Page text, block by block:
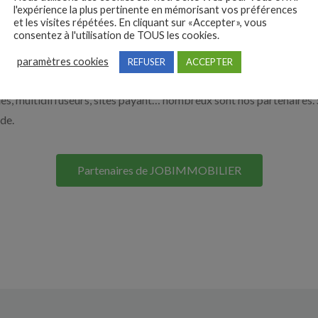
solutions pour vous aider à recruter en cliquant sur le bouton
Nos solutions entreprises
multidiffuseurs, sites payant… nombreux sont nos partenaires.
Partenaires de JOBIMMOBILIER
l'expérience la plus pertinente en mémorisant vos préférences
et les visites répétées. En cliquant sur «Accepter», vous
consentez à l'utilisation de TOUS les cookies.
paramètres cookies REFUSER ACCEPTER